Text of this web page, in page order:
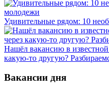
Удивительные рядом: 10
Нашёл вакансию в
какую-то другую?
Вакансии дня